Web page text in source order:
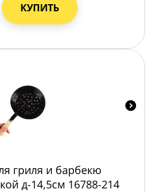
КУПИТЬ
гриля и барбекю
д-14,5см 16788-214